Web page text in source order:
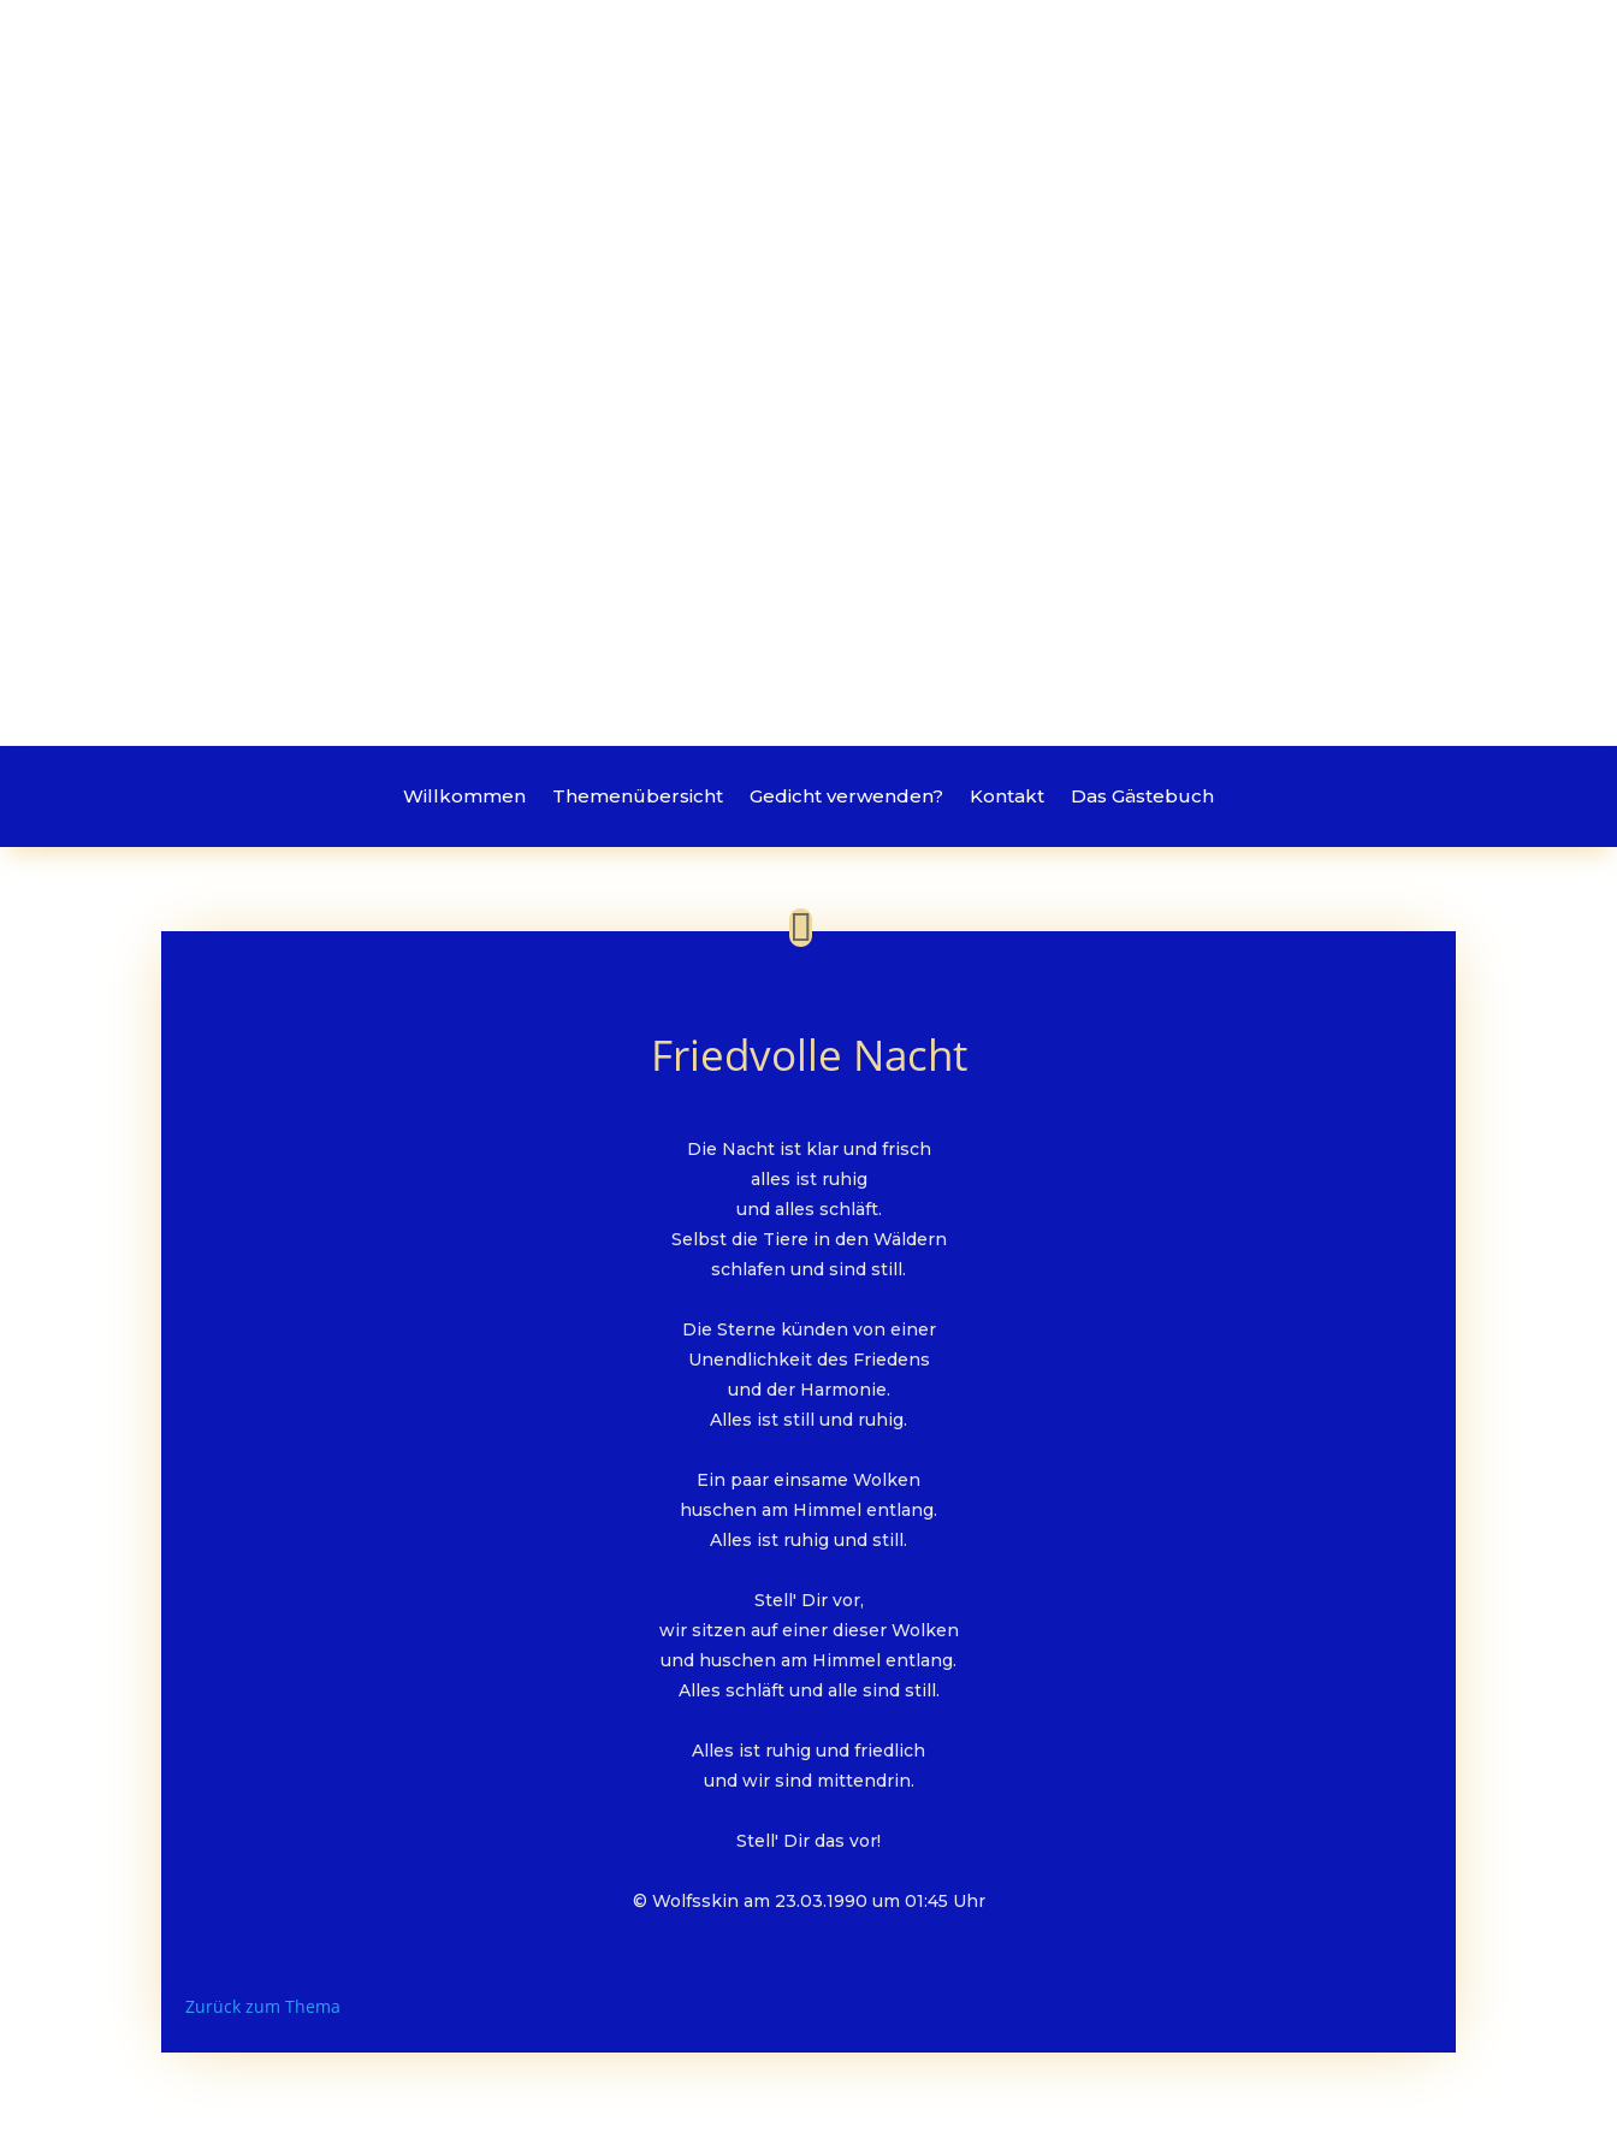
Willkommen Themenübersicht Gedicht verwenden? Kontakt Das Gästebuch
Friedvolle Nacht
Die Nacht ist klar und frisch
alles ist ruhig
und alles schläft.
Selbst die Tiere in den Wäldern
schlafen und sind still.
Die Sterne künden von einer
Unendlichkeit des Friedens
und der Harmonie.
Alles ist still und ruhig.
Ein paar einsame Wolken
huschen am Himmel entlang.
Alles ist ruhig und still.
Stell' Dir vor,
wir sitzen auf einer dieser Wolken
und huschen am Himmel entlang.
Alles schläft und alle sind still.
Alles ist ruhig und friedlich
und wir sind mittendrin.
Stell' Dir das vor!
© Wolfsskin am 23.03.1990 um 01:45 Uhr
Zurück zum Thema